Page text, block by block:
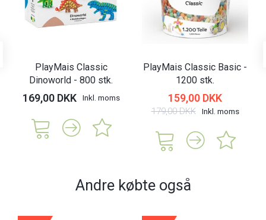
PlayMais Classic
Dinoworld - 800 stk.
169,00 DKK Inkl. moms
PlayMais Classic Basic -
1200 stk.
159,00 DKK
179,00 DKK Inkl. moms
Andre købte også